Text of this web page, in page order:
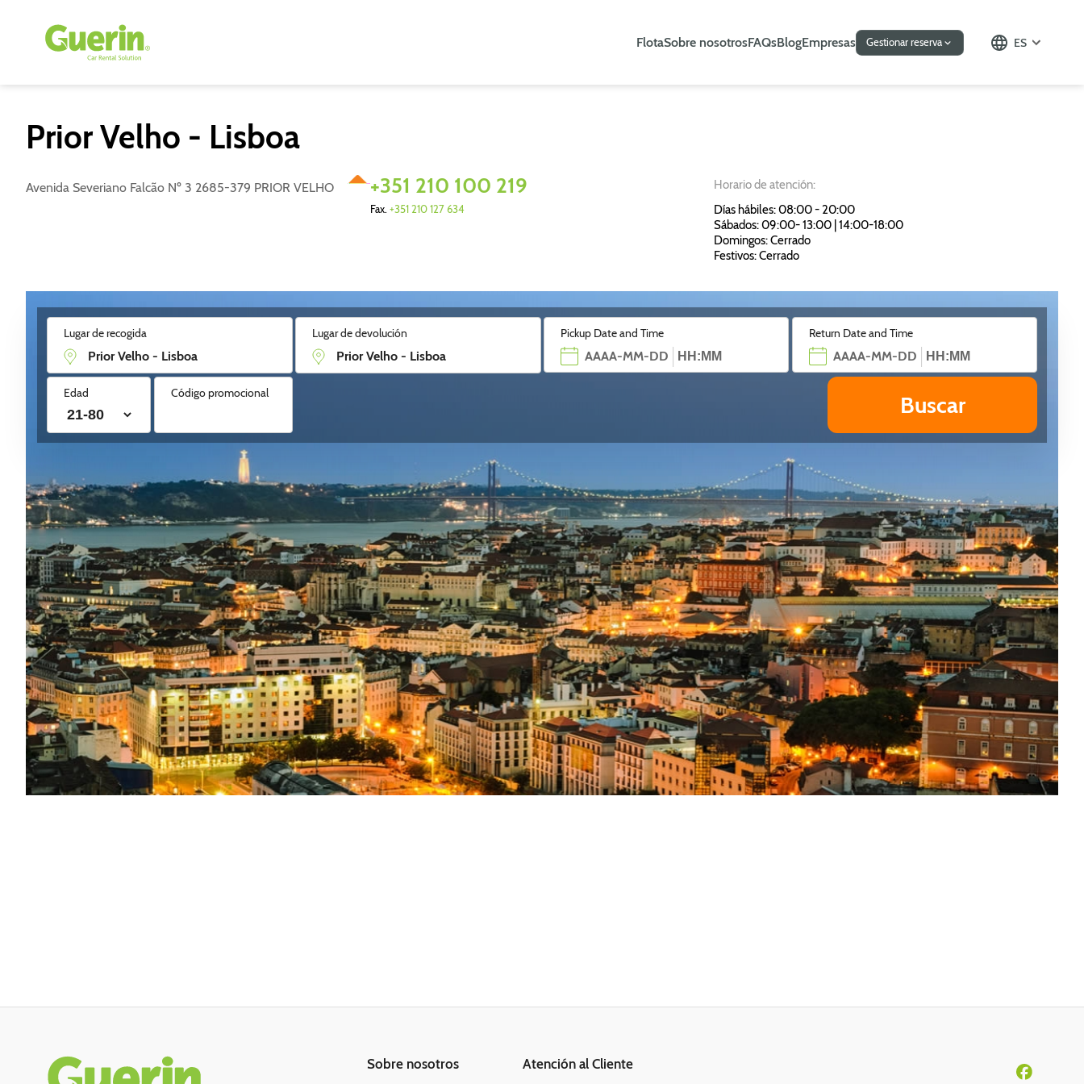
FlotaSobre nosotrosFAQsBlogEmpresas Gestionar reserva ES
Prior Velho - Lisboa
Avenida Severiano Falcão Nº 3 2685-379 PRIOR VELHO +351 210 100 219
Fax. +351 210 127 634
Horario de atención:
Días hábiles: 08:00 - 20:00
Sábados: 09:00- 13:00 | 14:00-18:00
Domingos: Cerrado
Festivos: Cerrado
Alquile un vehículo en esta estación
Lugar de recogida Lugar de devolución Pickup Date and Time Return Date and Time
Edad Código promocional
Rodapé Sobre nosotros Atención al Cliente